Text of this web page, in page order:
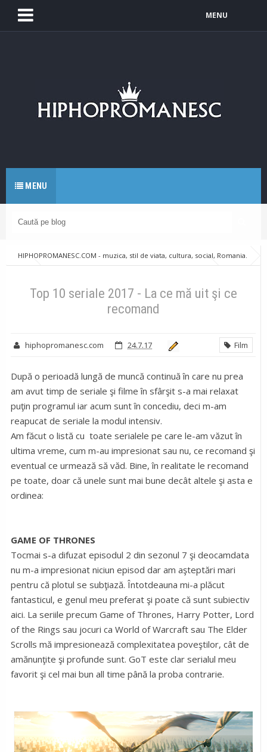
MENU
MENU
HIPHOPROMANESC.COM - muzica, stil de viata, cultura, social, Romania.
Film
Top 10 seriale 2017 - La ce mă uit şi ce recomand
Top 10 seriale 2017 - La ce mă uit şi ce
recomand
hiphopromanesc.com 24.7.17 Film
După o perioadă lungă de muncă continuă în care nu prea
am avut timp de seriale şi filme în sfârşit s-a mai relaxat
puţin programul iar acum sunt în concediu, deci m-am
reapucat de seriale la modul intensiv.
Am făcut o listă cu toate serialele pe care le-am văzut în
ultima vreme, cum m-au impresionat sau nu, ce recomand şi
eventual ce urmează să văd. Bine, în realitate le recomand
pe toate, doar că unele sunt mai bune decât altele şi asta e
ordinea:
GAME OF THRONES
Tocmai s-a difuzat episodul 2 din sezonul 7 şi deocamdata
nu m-a impresionat niciun episod dar am aşteptări mari
pentru că plotul se subţiază. Întotdeauna mi-a plăcut
fantasticul, e genul meu preferat şi poate că sunt subiectiv
aici. La seriile precum Game of Thrones, Harry Potter, Lord
of the Rings sau jocuri ca World of Warcraft sau The Elder
Scrolls mă impresionează complexitatea poveştilor, cât de
amănunţite şi profunde sunt. GoT este clar serialul meu
favorit şi cel mai bun all time până la proba contrarie.